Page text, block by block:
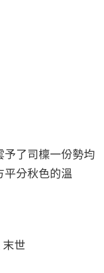
予了司檁一份勢均
平分秋色的溫
末世